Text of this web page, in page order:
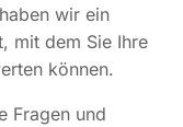
wir ein
mit dem Sie Ihre
können.
Fragen und